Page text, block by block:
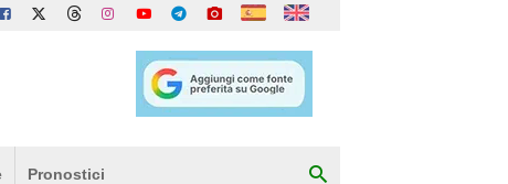
Pronostici